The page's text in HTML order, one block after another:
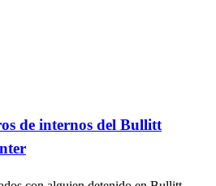
de internos del Bullitt